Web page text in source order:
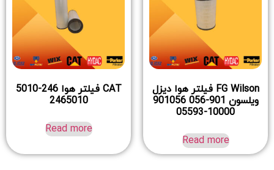
FG Wilson فیلتر هوا دیزل
ویلسون 901-056 901056
10000-05593
Read more
CAT فیلتر هوا 246-5010
2465010
Read more